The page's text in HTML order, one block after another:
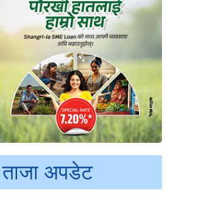
ताजा अपडेट